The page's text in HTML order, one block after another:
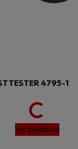
4795-1
Loading...
Ver producto